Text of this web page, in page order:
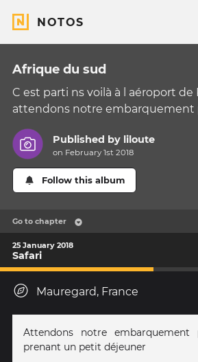
NOTOS
Afrique du sud
C est parti ns voilà à l aéroport de
attendons notre embarquement
Published by liloute
on February 1st 2018
Follow this album
Go to chapter
25 January 2018
Safari
Mauregard, France
Attendons notre
prenant un petit déjeuner